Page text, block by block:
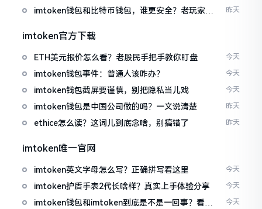
imtoken钱包和比特币钱包，谁更安全？老玩家来
昨天
imtoken官方下载
ETH美元报价怎么看？老股民手把手教你盯盘 今天
imtoken钱包事件：普通人该咋办？ 今天
imtoken钱包截屏要谨慎，别把隐私当儿戏 今天
imtoken钱包是中国公司做的吗？一文说清楚 昨天
ethice怎么读？这词儿到底念啥，别搞错了 昨天
imtoken唯一官网
imtoken英文字母怎么写？正确拼写看这里 今天
imtoken护盾手表2代长啥样？真实上手体验分享 今天
imtoken钱包和imtoken到底是不是一回事？看完
今天